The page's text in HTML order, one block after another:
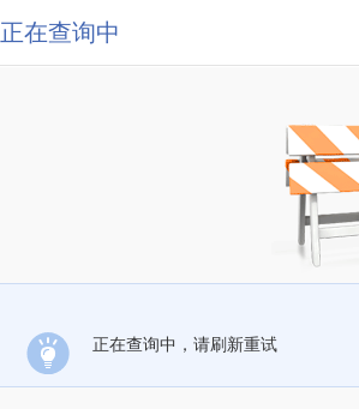
正在查询中
正在查询中，请刷新重试